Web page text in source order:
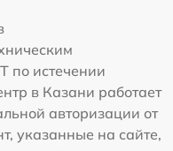
по истечении
в Казани работает
авторизации от
указанные на сайте,